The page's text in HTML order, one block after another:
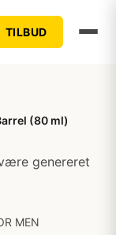
TILBUD
(80 ml)
genereret
MEN